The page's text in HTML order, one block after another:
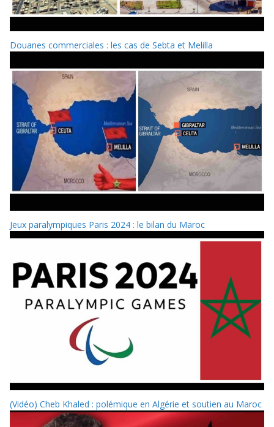
Douanes commerciales : les cas de Sebta et Melilla
Jeux paralympiques Paris 2024 : le bilan du Maroc
(Vidéo) Cheb Khaled : polémique en Algérie et soutien au Maroc